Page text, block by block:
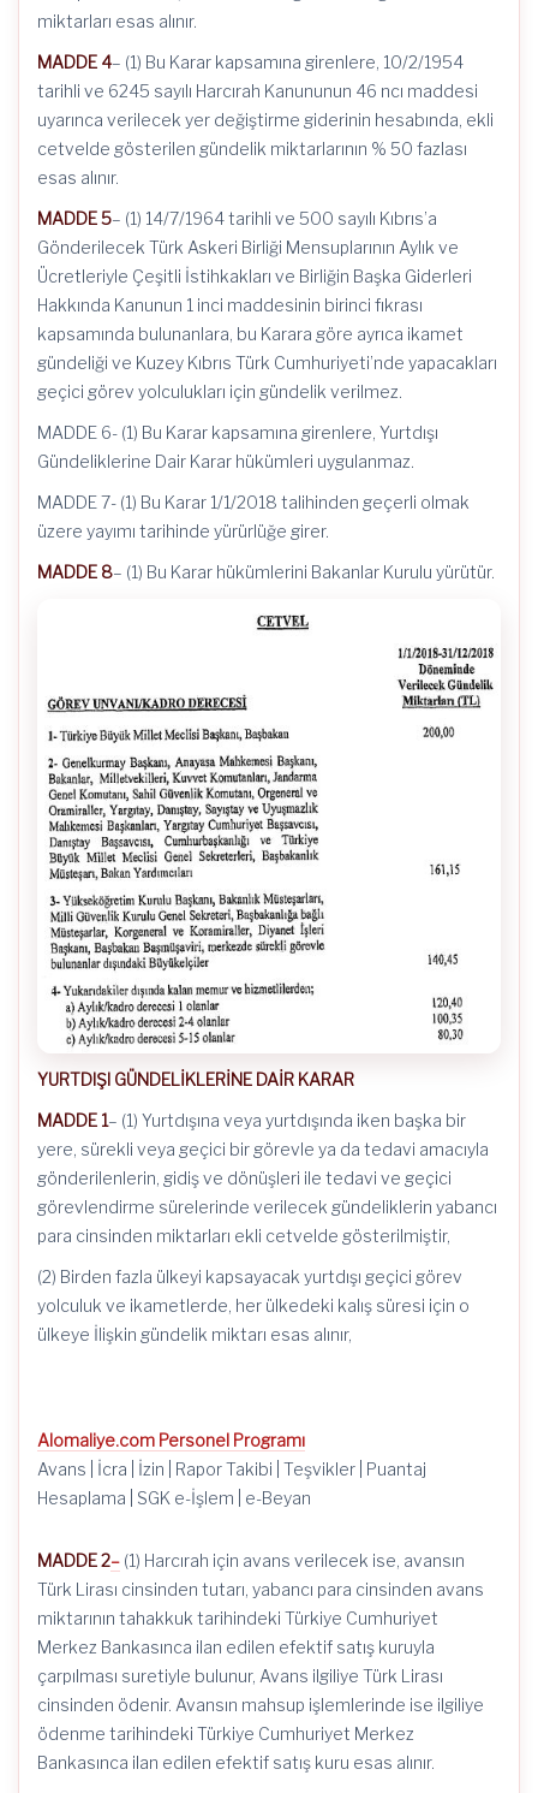
miktarları esas alınır.
MADDE 4– (1) Bu Karar kapsamına girenlere, 10/2/1954
tarihli ve 6245 sayılı Harcırah Kanununun 46 ncı maddesi
uyarınca verilecek yer değiştirme giderinin hesabında, ekli
cetvelde gösterilen gündelik miktarlarının % 50 fazlası
esas alınır.
MADDE 5– (1) 14/7/1964 tarihli ve 500 sayılı Kıbrıs’a
Gönderilecek Türk Askeri Birliği Mensuplarının Aylık ve
Ücretleriyle Çeşitli İstihkakları ve Birliğin Başka Giderleri
Hakkında Kanunun 1 inci maddesinin birinci fıkrası
kapsamında bulunanlara, bu Karara göre ayrıca ikamet
gündeliği ve Kuzey Kıbrıs Türk Cumhuriyeti’nde yapacakları
geçici görev yolculukları için gündelik verilmez.
MADDE 6- (1) Bu Karar kapsamına girenlere, Yurtdışı
Gündeliklerine Dair Karar hükümleri uygulanmaz.
MADDE 7- (1) Bu Karar 1/1/2018 talihinden geçerli olmak
üzere yayımı tarihinde yürürlüğe girer.
MADDE 8– (1) Bu Karar hükümlerini Bakanlar Kurulu yürütür.
YURTDIŞI GÜNDELİKLERİNE DAİR KARAR
MADDE 1– (1) Yurtdışına veya yurtdışında iken başka bir
yere, sürekli veya geçici bir görevle ya da tedavi amacıyla
gönderilenlerin, gidiş ve dönüşleri ile tedavi ve geçici
görevlendirme sürelerinde verilecek gündeliklerin yabancı
para cinsinden miktarları ekli cetvelde gösterilmiştir,
(2) Birden fazla ülkeyi kapsayacak yurtdışı geçici görev
yolculuk ve ikametlerde, her ülkedeki kalış süresi için o
ülkeye İlişkin gündelik miktarı esas alınır,
Alomaliye.com Personel Programı
Avans | İcra | İzin | Rapor Takibi | Teşvikler | Puantaj
Hesaplama | SGK e-İşlem | e-Beyan
MADDE 2– (1) Harcırah için avans verilecek ise, avansın
Türk Lirası cinsinden tutarı, yabancı para cinsinden avans
miktarının tahakkuk tarihindeki Türkiye Cumhuriyet
Merkez Bankasınca ilan edilen efektif satış kuruyla
çarpılması suretiyle bulunur, Avans ilgiliye Türk Lirası
cinsinden ödenir. Avansın mahsup işlemlerinde ise ilgiliye
ödenme tarihindeki Türkiye Cumhuriyet Merkez
Bankasınca ilan edilen efektif satış kuru esas alınır.